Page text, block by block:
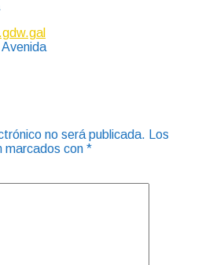
no será publicada.
Los
marcados con *